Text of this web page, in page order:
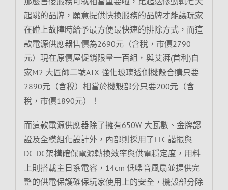
起跳的品牌，願意提供快換服務的品牌才能讓玩家
在碰上故障時給予最方便最快速的排除方式，而這
款電源供應器售價為2690元（含稅，市價2790
元）現在原價屋促銷限量一百組，與艾湃(首利)自
家M2 大匠師二號ATX 強化玻璃透側機殼合購只要
2890元（含稅）相當於機殼部分只要200元（含
稅，市價1890元）！
而這款電源供應器除了擁有650W 大瓦數、金牌認
證及全模組化設計外，內部則採用了LLC 諧振與
DC-DC架構確保電源轉換效率與供電穩定度，用料
上則搭載主日系電容，14cm 低噪音風扇並提供完
整的供電保護確保玩家使用上的安全，機殼部分除